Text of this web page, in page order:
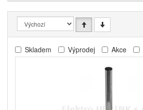
Skladem Výprodej Akce